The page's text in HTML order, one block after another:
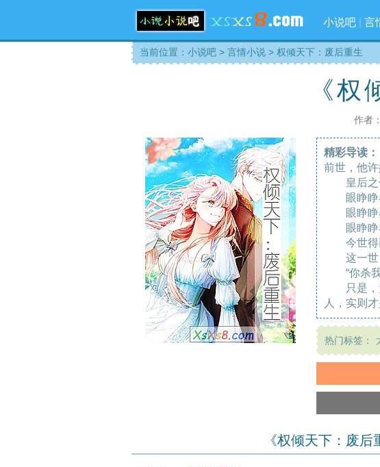
小说吧 言
当前位置： 小说吧 > 言情小说 > 权倾天下：废后重生
《权
作者：
精彩导读：
前世，他
皇后之位
眼睁睁看
眼睁睁看
眼睁睁看
今世得以
这一世，
“你杀我
只是，为
人，实则
热门标签：
《权倾天下：废